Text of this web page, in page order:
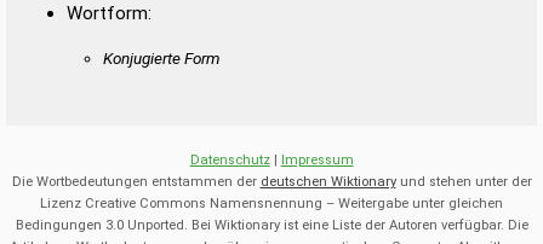
Wortform:
Konjugierte Form
Datenschutz| Impressum
Die Wortbedeutungen entstammen der deutschen Wiktionaryund stehen unter der
Lizenz Creative Commons Namensnennung – Weitergabe unter gleichen
Bedingungen 3.0 Unported. Bei Wiktionary ist eine Liste der Autoren verfügbar. Die